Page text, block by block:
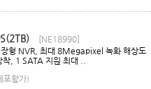
[NE18990]
장형 NVR, 최대 8Megapixel 녹화 해상도
, 1 SATA 지원 최대 ..
포함가)